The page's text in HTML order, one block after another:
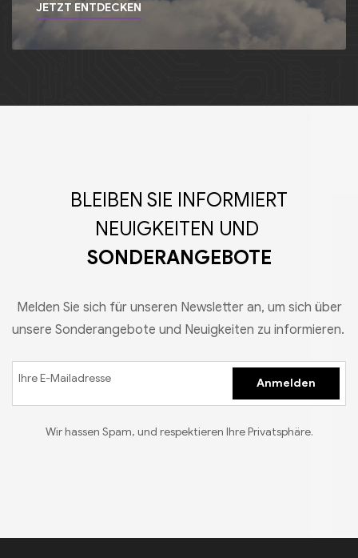
JETZT ENTDECKEN
BLEIBEN SIE INFORMIERT
NEUIGKEITEN UND
SONDERANGEBOTE
Melden Sie sich für unseren Newsletter an, um sich über
unsere Sonderangebote und Neuigkeiten zu informieren.
Anmelden
Wir hassen Spam, und respektieren Ihre Privatsphäre.